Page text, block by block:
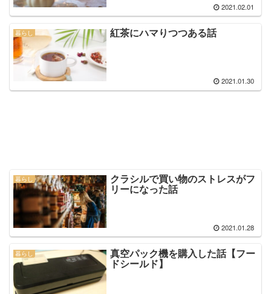
2021.02.01
暮らし 紅茶にハマりつつある話
2021.01.30
暮らし クラシルで買い物のストレスがフ
リーになった話
2021.01.28
暮らし 真空パック機を購入した話【フー
ドシールド】